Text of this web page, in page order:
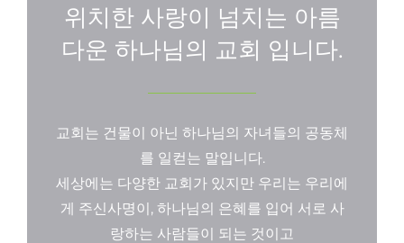
위치한 사랑이 넘치는 아름
다운 하나님의 교회 입니다.
교회는 건물이 아닌 하나님의 자녀들의 공동체
를 일컫는 말입니다.
세상에는 다양한 교회가 있지만 우리는 우리에
게 주신사명이, 하나님의 은혜를 입어 서로 사
랑하는 사람들이 되는 것이고